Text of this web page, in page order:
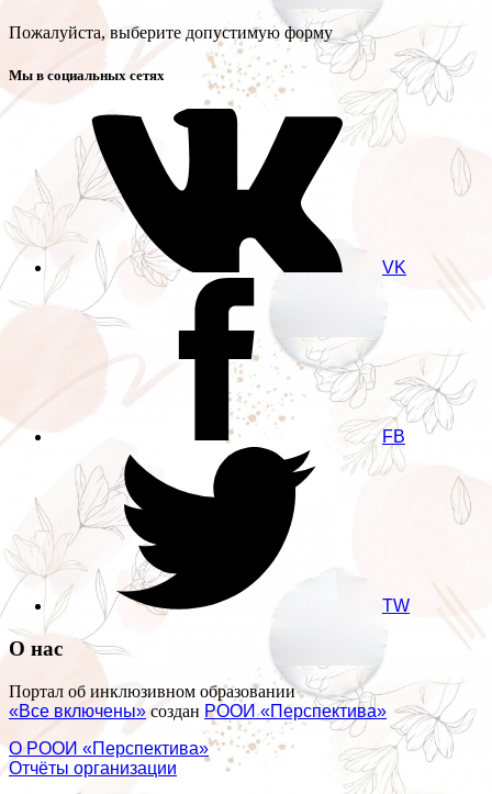
Пожалуйста, выберите допустимую форму
Мы в социальных сетях
VK
FB
TW
О нас
Портал об инклюзивном образовании
«Все включены» создан РООИ «Перспектива»
О РООИ «Перспектива»
Отчёты организации